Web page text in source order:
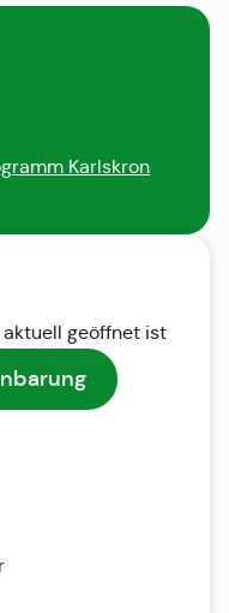
Karlskron
aktuell geöffnet ist